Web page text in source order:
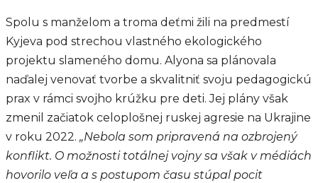
Spolu s manželom a troma deťmi žili na predmestí
Kyjeva pod strechou vlastného ekologického
projektu slameného domu. Alyona sa plánovala
naďalej venovať tvorbe a skvalitniť svoju pedagogickú
prax v rámci svojho krúžku pre deti. Jej plány však
zmenil začiatok celoplošnej ruskej agresie na Ukrajine
v roku 2022. „Nebola som pripravená na ozbrojený
konflikt. O možnosti totálnej vojny sa však v médiách
hovorilo veľa a s postupom času stúpal pocit